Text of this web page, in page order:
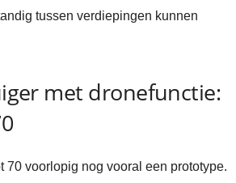
tussen verdiepingen kunnen
met dronefunctie:
70 voorlopig nog vooral een prototype.